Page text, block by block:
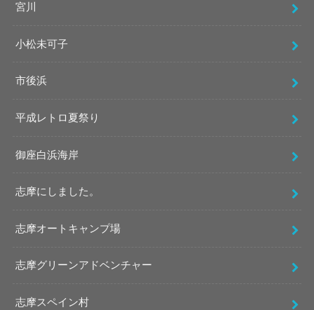
宮川
小松未可子
市後浜
平成レトロ夏祭り
御座白浜海岸
志摩にしました。
志摩オートキャンプ場
志摩グリーンアドベンチャー
志摩スペイン村